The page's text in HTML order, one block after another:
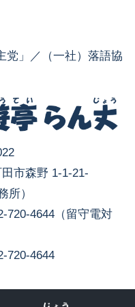
党」／（一社）落語協
市森野 1-1-21-
所）
720-4644（留守電対
720-4644